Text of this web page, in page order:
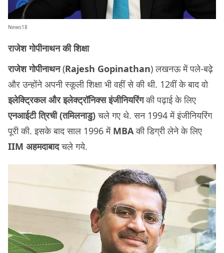
News18
राजेशगोपीनाथनकी शिक्षा
राजेश गोपीनाथन(Rajesh Gopinathan) लखनऊ में पले-बढ़े
और उन्होंने अपनी स्कूली शिक्षा भी वहीं से की थी. 12वीं के बाद वो
इलेक्ट्रिकल और इलेक्ट्रॉनिक्स इंजीनियरिंगकी पढ़ाई के लिए
एनआईटी त्रिची (तमिलनाडु)चले गए थे. सन 1994 में इंजीनियरिंग
पूरी की. इसके बाद साल 1996 में MBAकी डिग्री लेने के लिए
IIM अहमदाबादचले गये.